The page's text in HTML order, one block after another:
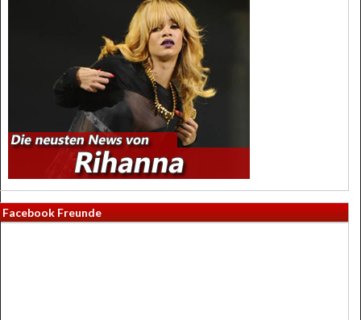
Facebook Freunde